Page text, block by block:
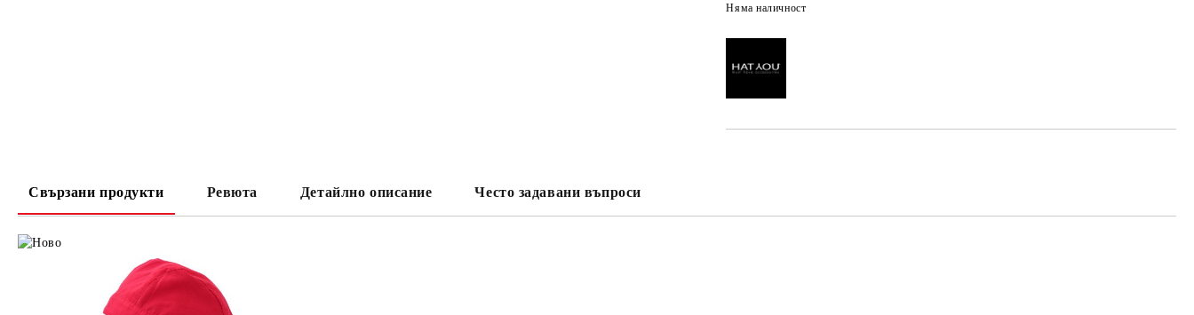
Няма наличност
Свързани продукти Ревюта Детайлно описание Често задавани въпроси